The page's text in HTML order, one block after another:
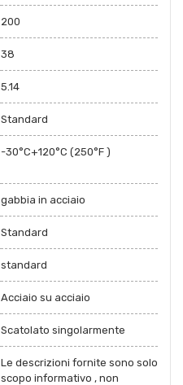
200
38
5.14
Standard
-30°C+120°C (250°F )
gabbia in acciaio
Standard
standard
Acciaio su acciaio
Scatolato singolarmente
Le descrizioni fornite sono solo
scopo informativo , non